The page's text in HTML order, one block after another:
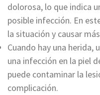
dolorosa, lo que indica
posible infección. En
la situación y causar
Cuando hay una herida,
una infección en la piel
puede contaminar la
complicación.